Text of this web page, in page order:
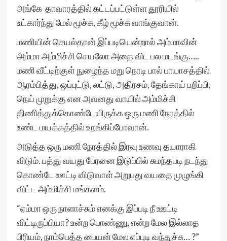
அங்கே தாவாரத்தில் கட்டப்பட்டுள்ள தூரியில்
உட்கார்ந்து மேல் மூச்சு, கீழ் மூச்சு வாங்குவான்.
மணியின் செயல்தான் இப்படியென்றால் அம்மாவின்
அம்மா அம்மிச்சி செயலோ அதை விட பல மடங்கு…..
மணி வீட்டிற்குள் நுழைந்த மறு நொடி பால் பாயாசத்தில்
ஆரம்பித்து, ஒப்புட்டு, லட்டு, அதிரசம், தேங்காய் பறிப்பி,
நெய் முறுக்கு என அவனது வாயில் அம்மிச்சி
திணித்துக்கொண்டேயிருக்க ஒரு மணி நேரத்தில்
உண்ட மயக்கத்தில் உறங்கிப்போவான்.
அடுத்த ஒரு மணி நேரத்தில் இரவு உணவு தயாராகி
விடும். பத்து வயது பேரனை இடுப்பில் சுமந்தபடி நடந்து
கொண்டே ஊட்டி விடுவாள் அறுபது வயதை முழுங்கி
விட்ட அம்மிச்சி மங்களம்.
“ஏம்மா ஒரு நாளாச்சும் எனக்கு இப்படி நீ ஊட்டி
விட்டிருப்பியா? உன்ற பொண்ணு, என்ற மேல இல்லாத
பிரியம், நாம்பெத்த பையன் மேல எப்புடி வந்துச்சு… ?”